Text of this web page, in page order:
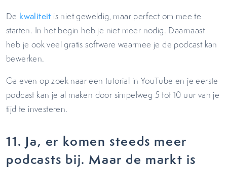
De kwaliteit is niet geweldig, maar perfect om mee te
starten. In het begin heb je niet meer nodig. Daarnaast
heb je ook veel gratis software waarmee je de podcast kan
bewerken.
Ga even op zoek naar een tutorial in YouTube en je eerste
podcast kan je al maken door simpelweg 5 tot 10 uur van je
tijd te investeren.
11. Ja, er komen steeds meer
podcasts bij. Maar de markt is